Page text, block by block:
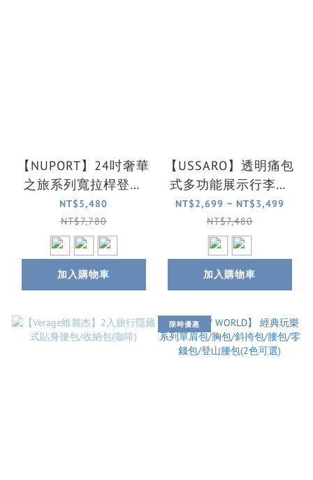
【NUPORT】24吋奢華
之旅系列寬拉桿登機
箱/行李箱/旅行箱
NT$5,480
NT$7,780
加入購物車
【USSARO】透明痛包
式多功能展示行李箱
(20吋/25吋)
NT$2,699 ~ NT$3,499
NT$7,480
加入購物車
限時優惠